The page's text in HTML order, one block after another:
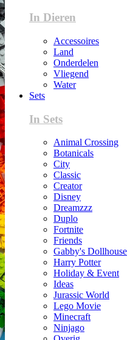
In Dieren
Accessoires
Land
Onderdelen
Vliegend
Water
Sets
In Sets
Animal Crossing
Botanicals
City
Classic
Creator
Disney
Dreamzzz
Duplo
Fortnite
Friends
Gabby's Dollhouse
Harry Potter
Holiday & Event
Ideas
Jurassic World
Lego Movie
Minecraft
Ninjago